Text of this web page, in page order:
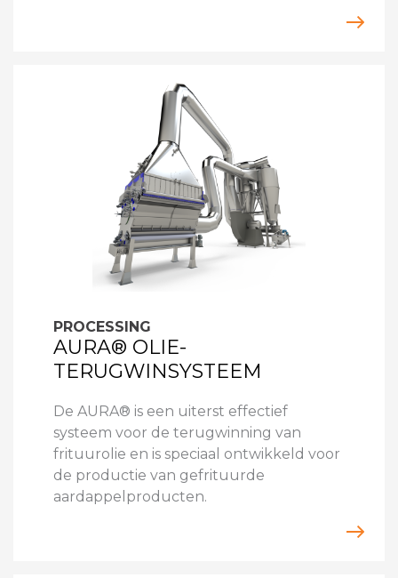
PROCESSING
AURA® OLIE-
TERUGWINSYSTEEM
De AURA® is een uiterst effectief
systeem voor de terugwinning van
frituurolie en is speciaal ontwikkeld voor
de productie van gefrituurde
aardappelproducten.